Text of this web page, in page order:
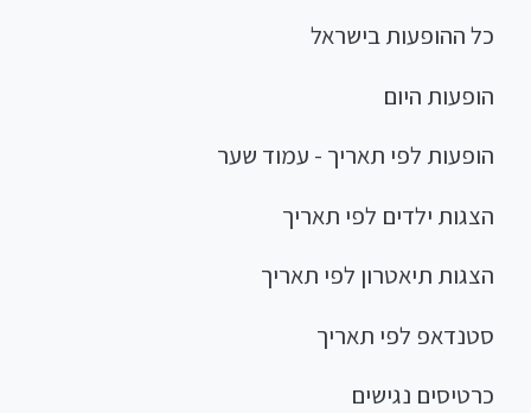
כל ההופעות בישראל
הופעות היום
הופעות לפי תאריך - עמוד שער
הצגות ילדים לפי תאריך
הצגות תיאטרון לפי תאריך
סטנדאפ לפי תאריך
כרטיסים נגישים